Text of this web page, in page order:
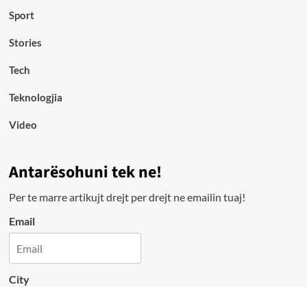
Sport
Stories
Tech
Teknologjia
Video
Antarësohuni tek ne!
Per te marre artikujt drejt per drejt ne emailin tuaj!
Email
City